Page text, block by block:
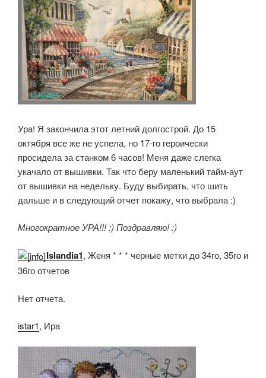
Ура! Я закончила этот летний долгострой. До 15
октября все же не успела, но 17-го героически
просидела за станком 6 часов! Меня даже слегка
укачало от вышивки. Так что беру маленький тайм-аут
от вышивки на недельку. Буду выбирать, что шить
дальше и в следующий отчет покажу, что выбрала :)
Многократное УРА!!! :) Поздравляю! :)
Islandia1, Женя * * * черные метки до 34го, 35го и
36го отчетов
Нет отчета.
istar1, Ира